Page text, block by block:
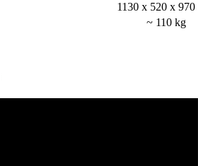
1130 x 520 x 970
~ 110 kg